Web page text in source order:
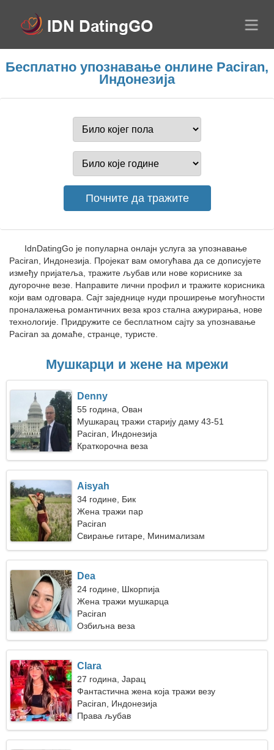
Бесплатно упознавање онлине Paciran,
Индонезија
IdnDatingGo је популарна онлајн услуга за упознавање
Paciran, Индонезија. Пројекат вам омогућава да се дописујете
између пријатеља, тражите љубав или нове кориснике за
дугорочне везе. Направите лични профил и тражите корисника
који вам одговара. Сајт заједнице нуди проширење могућности
проналажења романтичних веза кроз стална ажурирања, нове
технологије. Придружите се бесплатном сајту за упознавање
Paciran за домаће, странце, туристе.
Мушкарци и жене на мрежи
Denny
55 година, Ован
Мушкарац тражи старију даму 43-51
Paciran, Индонезија
Краткорочна веза
Aisyah
34 године, Бик
Жена тражи пар
Paciran
Свирање гитаре, Минимализам
Dea
24 године, Шкорпија
Жена тражи мушкарца
Paciran
Озбиљна веза
Clara
27 година, Јарац
Фантастична жена која тражи везу
Paciran, Индонезија
Права љубав